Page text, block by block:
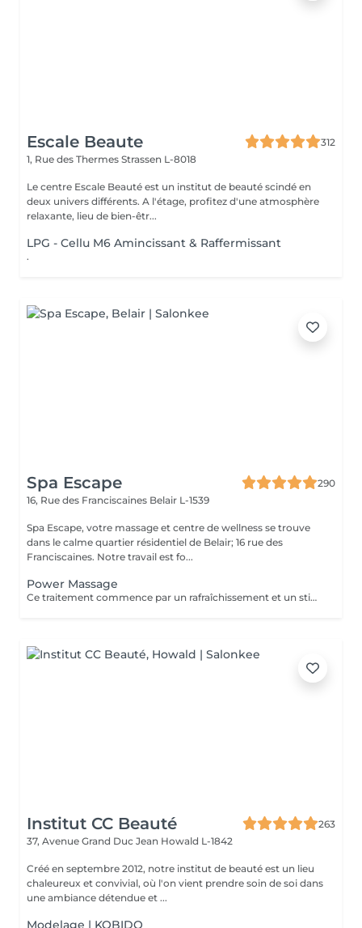
Escale Beaute
312
1, Rue des Thermes Strassen L-8018
Le centre Escale Beauté est un institut de beauté scindé en
deux univers différents. A l'étage, profitez d'une atmosphère
relaxante, lieu de bien-êtr...
LPG - Cellu M6 Amincissant & Raffermissant
.
Spa Escape
290
16, Rue des Franciscaines Belair L-1539
Spa Escape, votre massage et centre de wellness se trouve
dans le calme quartier résidentiel de Belair; 16 rue des
Franciscaines. Notre travail est fo...
Power Massage
Ce traitement commence par un rafraîchissement et un stimulant des pieds aux huiles essentielles. Un massage profond de tout le corps pour soulager les tensions accumulées dans les muscles du dos, des épaules, du cou et de la tête. Un paquet de boue dégageant de la chaleur et absorbant les tensions est appliqué sur les zones de fatigue et de douleur musculaire pour soulager les tensions et faciliter la récupération musculaire.
Institut CC Beauté
263
37, Avenue Grand Duc Jean Howald L-1842
Créé en septembre 2012, notre institut de beauté est un lieu
chaleureux et convivial, où l'on vient prendre soin de soi dans
une ambiance détendue et ...
Modelage | KOBIDO